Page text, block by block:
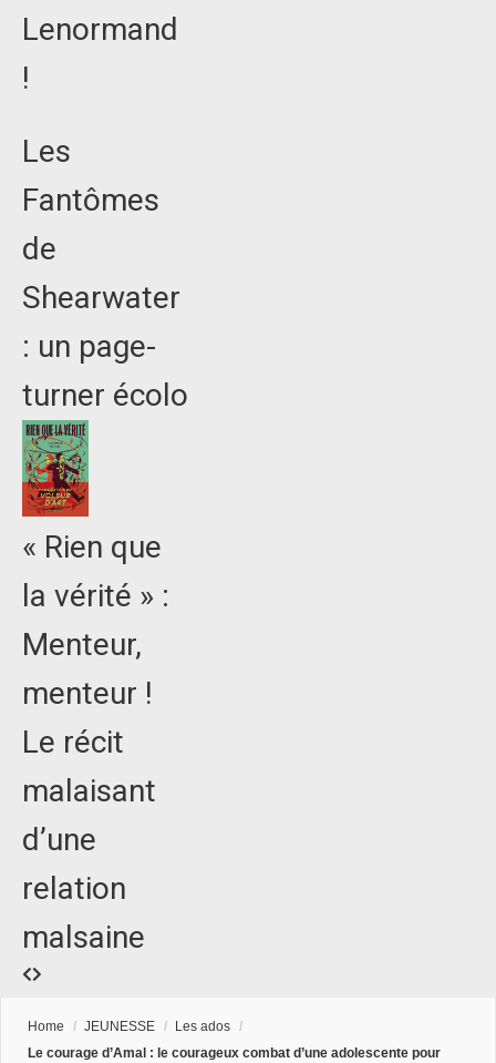
Lenormand
!
Les
Fantômes
de
Shearwater
: un page-
turner écolo
« Rien que
la vérité » :
Menteur,
menteur !
Le récit
malaisant
d’une
relation
malsaine
Home / JEUNESSE / Les ados /
Le courage d’Amal : le courageux combat d’une adolescente pour